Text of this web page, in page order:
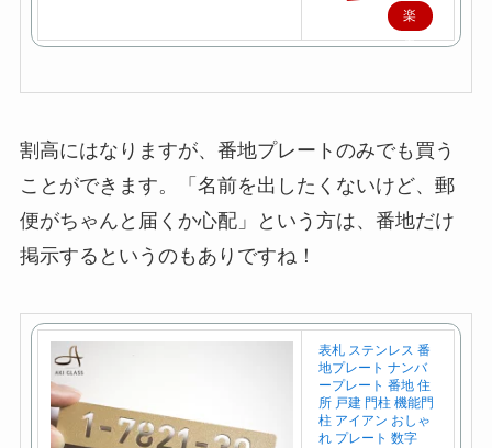
楽
天
割高にはなりますが、番地プレートのみでも買う
ことができます。「名前を出したくないけど、郵
便がちゃんと届くか心配」という方は、番地だけ
掲示するというのもありですね！
表札 ステンレス 番
地プレート ナンバ
ープレート 番地 住
所 戸建 門柱 機能門
柱 アイアン おしゃ
れ プレート 数字